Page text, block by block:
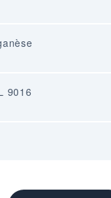
9016